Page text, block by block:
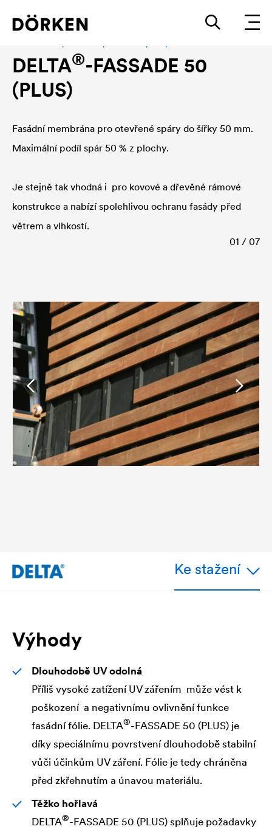
DELTA®-FASSADE 50
(PLUS)
Fasádní membrána pro otevřené spáry do šířky 50 mm.
Maximální podíl spár 50 % z plochy.
Je stejně tak vhodná i pro kovové a dřevěné rámové
konstrukce a nabízí spolehlivou ochranu fasády před
větrem a vlhkostí.
01 / 07
Ke stažení
Výhody
Dlouhodobě UV odolná
Příliš vysoké zatížení UV zářením může vést k
poškození a negativnímu ovlivnění funkce
fasádní fólie. DELTA®-FASSADE 50 (PLUS) je
díky speciálnímu povrstvení dlouhodobě stabilní
vůči účinkům UV záření. Fólie je tedy chráněna
před zkřehnutím a únavou materiálu.
Těžko hořlavá
DELTA®-FASSADE 50 (PLUS) splňuje požadavky